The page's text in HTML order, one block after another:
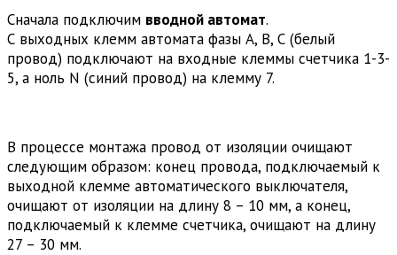
Сначала подключим вводной автомат.
С выходных клемм автомата фазы А, В, С (белый
провод) подключают на входные клеммы счетчика 1-3-
5, а ноль N (синий провод) на клемму 7.
В процессе монтажа провод от изоляции очищают
следующим образом: конец провода, подключаемый к
выходной клемме автоматического выключателя,
очищают от изоляции на длину 8 – 10 мм, а конец,
подключаемый к клемме счетчика, очищают на длину
27 – 30 мм.